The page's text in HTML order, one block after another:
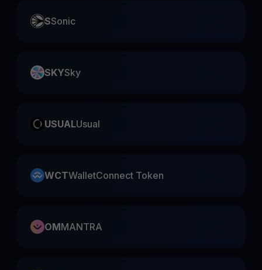
SSonic
SKYSky
USUALUsual
WCTWalletConnect Token
OMMANTRA